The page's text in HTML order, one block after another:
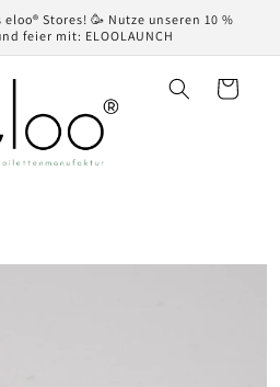
Stores! 🥳 Nutze unseren 10 %
feier mit: ELOOLAUNCH
Warenkorb